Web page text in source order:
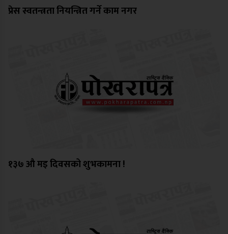
प्रेस स्वतन्त्रता नियन्त्रित गर्ने काम नगर
१३७ औ मइ दिवसको शुभकामना !